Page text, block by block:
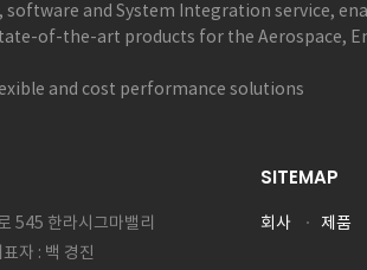
and System Integration service,
of-the-art products for the Aerospace,
and cost performance solutions
545 한라시그마밸리
자 : 백 경진
SITEMAP
회사 제품